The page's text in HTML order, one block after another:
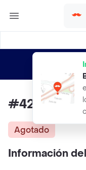
#42 Zapato
Agotado
Información